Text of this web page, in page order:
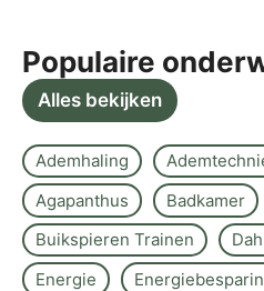
Populaire
Alles bekijken
Ademhaling
Agapanthus
Badkamer
Buikspieren Trainen
Energie